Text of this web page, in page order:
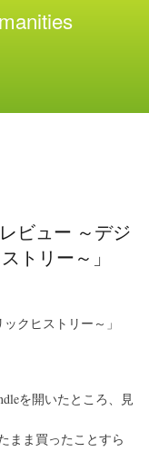
ビュー ～デジ
トリー～」
ストリー～」
を開いたところ、見
まま買ったことすら